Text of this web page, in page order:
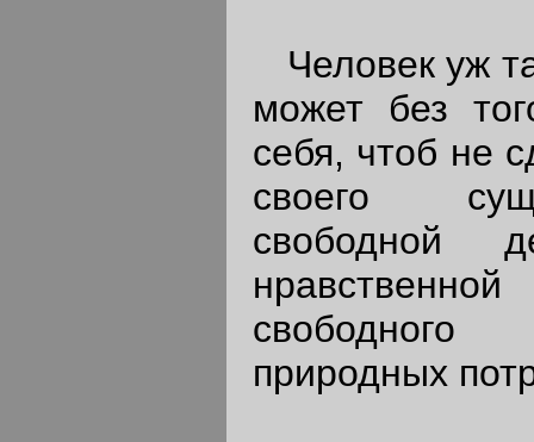
Человек уж
может без
себя, чтоб не
своего
свободной
природных